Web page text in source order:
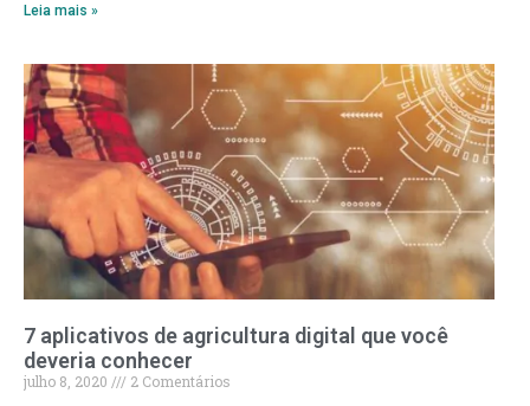
Leia mais »
7 aplicativos de agricultura digital que você
deveria conhecer
julho 8, 2020
2 Comentários